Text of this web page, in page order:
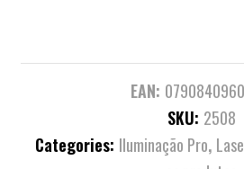
EAN:
SKU: 2508
Categories: Iluminação Pro,